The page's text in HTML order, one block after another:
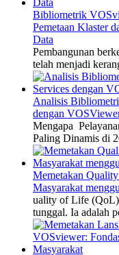
Bibliometrik
Pemetaan Klaster
Data
Pembangunan
telah menjadi
Analisis
dengan
Mengapa
Paling Dinamis di
Memetakan
Masyarakat
uality of Life (QoL)
tunggal. Ia adalah